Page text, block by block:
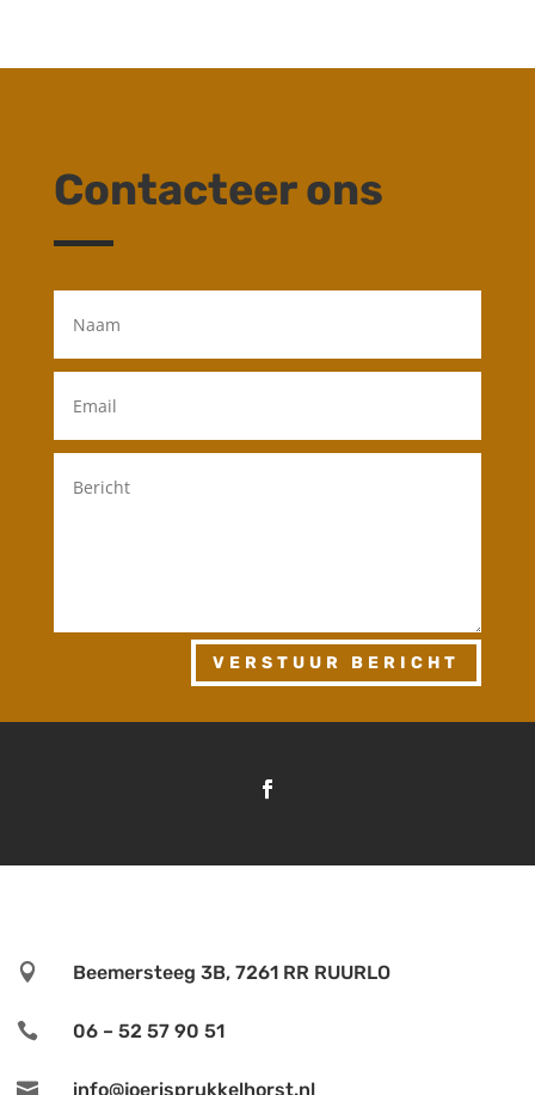
Contacteer ons
VERSTUUR BERICHT
 Beemersteeg 3B, 7261 RR RUURLO
 06 – 52 57 90 51
 info@joerisprukkelhorst.nl